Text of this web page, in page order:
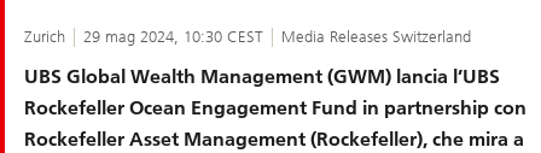
Zurich 29 mag 2024, 10:30 CEST Media Releases Switzerland
UBS Global Wealth Management (GWM) lancia l’UBS
Rockefeller Ocean Engagement Fund in partnership con
Rockefeller Asset Management (Rockefeller), che mira a